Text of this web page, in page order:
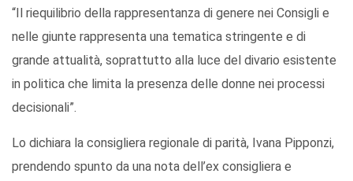
“Il riequilibrio della rappresentanza di genere nei Consigli e
nelle giunte rappresenta una tematica stringente e di
grande attualità, soprattutto alla luce del divario esistente
in politica che limita la presenza delle donne nei processi
decisionali”.
Lo dichiara la consigliera regionale di parità, Ivana Pipponzi,
prendendo spunto da una nota dell’ex consigliera e